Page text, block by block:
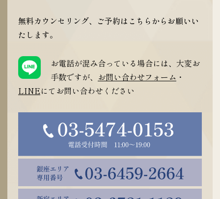
無料カウンセリング、ご予約はこちらからお願いい
たします。
お電話が混み合っている場合には、大変お
手数ですが、 お問い合わせフォーム ・
LINEにてお問い合わせください